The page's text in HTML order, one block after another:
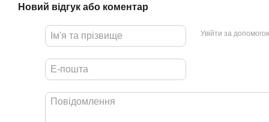
Новий відгук або коментар
Увійти за